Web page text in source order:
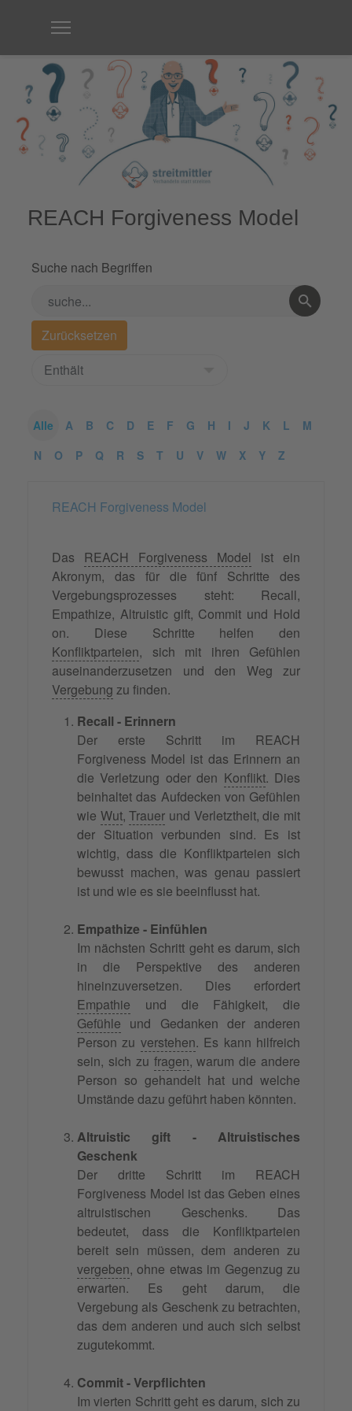
REACH Forgiveness Model
Suche nach Begriffen
Alle A B C D E F G H I J K L
M
N
O P Q R S T U V W X Y Z
REACH Forgiveness Model
Das REACH Forgiveness Model ist ein
Akronym, das für die fünf Schritte des
Vergebungsprozesses steht: Recall,
Empathize, Altruistic gift, Commit und Hold
on. Diese Schritte helfen den
Konfliktparteien, sich mit ihren Gefühlen
auseinanderzusetzen und den Weg zur
Vergebung zu finden.
Recall - Erinnern
Der erste Schritt im REACH
Forgiveness Model ist das Erinnern an
die Verletzung oder den Konflikt. Dies
beinhaltet das Aufdecken von Gefühlen
wie Wut,Trauer und Verletztheit, die mit
der Situation verbunden sind. Es ist
wichtig, dass die Konfliktparteien sich
bewusst machen, was genau passiert
ist und wie es sie beeinflusst hat.
Empathize - Einfühlen
Im nächsten Schritt geht es darum, sich
in die Perspektive des anderen
hineinzuversetzen. Dies erfordert
Empathie und die Fähigkeit, die
Gefühle und Gedanken der anderen
Person zu verstehen. Es kann hilfreich
sein, sich zu fragen, warum die andere
Person so gehandelt hat und welche
Umstände dazu geführt haben könnten.
Altruistic gift - Altruistisches
Geschenk
Der dritte Schritt im REACH
Forgiveness Model ist das Geben eines
altruistischen Geschenks. Das
bedeutet, dass die Konfliktparteien
bereit sein müssen, dem anderen zu
vergeben, ohne etwas im Gegenzug zu
erwarten. Es geht darum, die
Vergebung als Geschenk zu betrachten,
das dem anderen und auch sich selbst
zugutekommt.
Commit - Verpflichten
Im vierten Schritt geht es darum, sich zu